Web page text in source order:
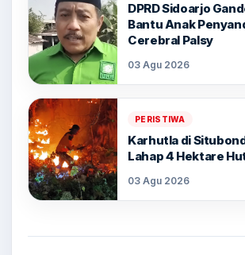
DPRD Sidoarjo
Bantu Anak
Cerebral Palsy
03 Agu 2026
PERISTIWA
Karhutla di
Lahap 4 Hektare
03 Agu 2026